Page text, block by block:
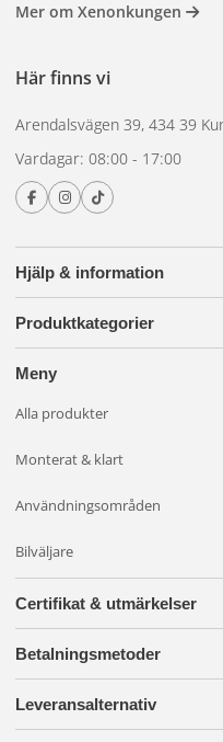
Hjälp & information
Produktkategorier
Meny
Alla produkter
Monterat & klart
Användningsområden
Bilväljare
Mer om Xenonkungen
Här finns vi
Arendalsvägen 39, 434 39
Vardagar: 08:00 - 17:00
Certifikat & utmärkelser
Betalningsmetoder
Leveransalternativ